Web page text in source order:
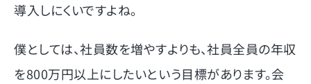
導入しにくいですよね。
僕としては、社員数を増やすよりも、社員全員の年収
を800万円以上にしたいという目標があります。会